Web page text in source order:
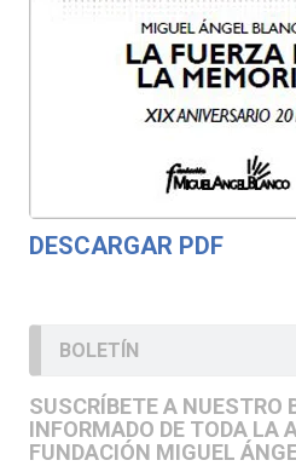
DESCARGAR PDF
BOLETÍN
SUSCRÍBETE A NUESTRO
INFORMADO DE TODA LA
FUNDACIÓN MIGUEL